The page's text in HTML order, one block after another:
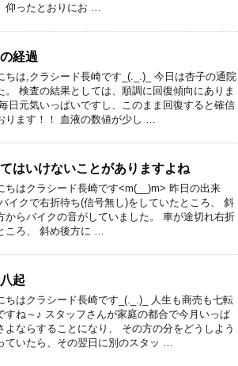
仰ったとおりにお …
経過
ちは,クラシード長崎です_(._.)_ 今日は杏子の通院
。 検査の結果としては、順調に回復傾向にありま
日元気いっぱいですし、このまま回復すると確信
ります！！ 血液の数値が少し …
はいけないことがありますよね
ちはクラシード長崎です<m(__)m> 昨日の出来
イクで右折待ち(信号無し)をしていたところ、 斜
からバイクの音がしていました。 車が途切れ右折
ころ、 斜め後方に …
起
ちはクラシード長崎です_(._.)_ 人生も商売も七転
すね～♪ スタッフさんが家庭の都合で今月いっぱ
よならすることになり、 その方の分をどうしよう
ていたら、その翌日に別のスタッ …